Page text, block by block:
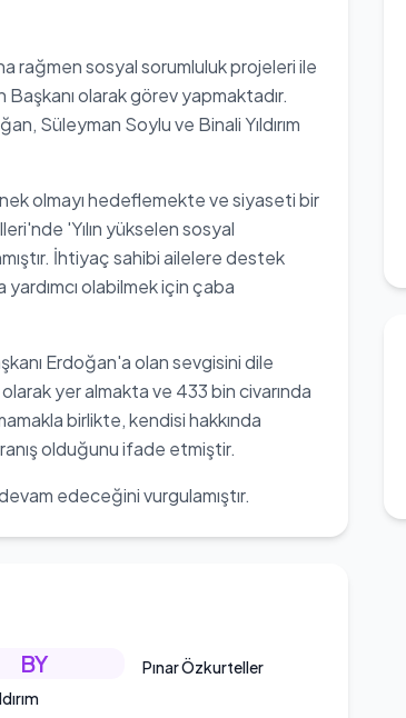
rağmen sosyal sorumluluk projeleri ile
olarak görev yapmaktadır.
Süleyman Soylu ve Binali Yıldırım
olmayı hedeflemekte ve siyaseti bir
'Yılın yükselen sosyal
İhtiyaç sahibi ailelere destek
yardımcı olabilmek için çaba
Erdoğan'a olan sevgisini dile
yer almakta ve 433 bin civarında
birlikte, kendisi hakkında
olduğunu ifade etmiştir.
edeceğini vurgulamıştır.
BY Pınar Özkurteller